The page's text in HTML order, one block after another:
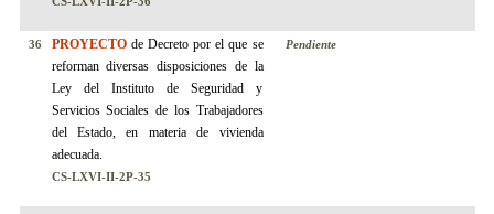
36 PROYECTOde Decreto por el que se
reforman diversas disposiciones de la
Ley del Instituto de Seguridad y
Servicios Sociales de los Trabajadores
del Estado, en materia de vivienda
adecuada.
CS-LXVI-II-2P-35
Pendiente